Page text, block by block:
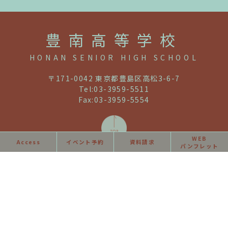
Access イベント予約 資料請求
WEB
パンフレット
豊南高等学校
HONAN SENIOR HIGH SCHOOL
〒171-0042 東京都豊島区高松3-6-7
Tel:03-3959-5511
Fax:03-3959-5554
利用規約・免責事項